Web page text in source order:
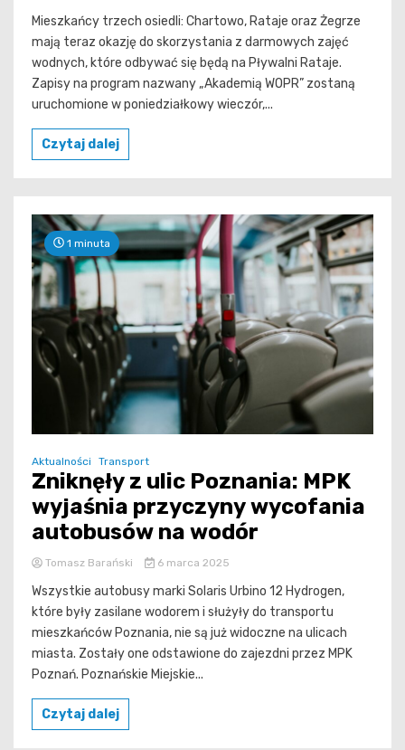
Mieszkańcy trzech osiedli: Chartowo, Rataje oraz Żegrze
mają teraz okazję do skorzystania z darmowych zajęć
wodnych, które odbywać się będą na Pływalni Rataje.
Zapisy na program nazwany „Akademią WOPR” zostaną
uruchomione w poniedziałkowy wieczór,...
Czytaj dalej
1 minuta
Aktualności Transport
Zniknęły z ulic Poznania: MPK
wyjaśnia przyczyny wycofania
autobusów na wodór
Tomasz Barański 6 marca 2025
Wszystkie autobusy marki Solaris Urbino 12 Hydrogen,
które były zasilane wodorem i służyły do transportu
mieszkańców Poznania, nie są już widoczne na ulicach
miasta. Zostały one odstawione do zajezdni przez MPK
Poznań. Poznańskie Miejskie...
Czytaj dalej